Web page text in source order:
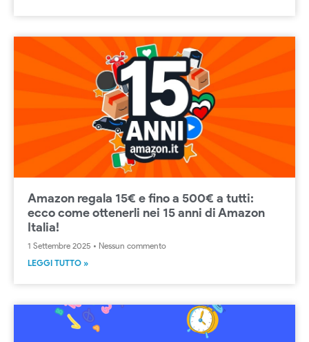
Amazon regala 15€ e fino a 500€ a tutti:
ecco come ottenerli nei 15 anni di Amazon
Italia!
1 Settembre 2025
Nessun commento
LEGGI TUTTO »